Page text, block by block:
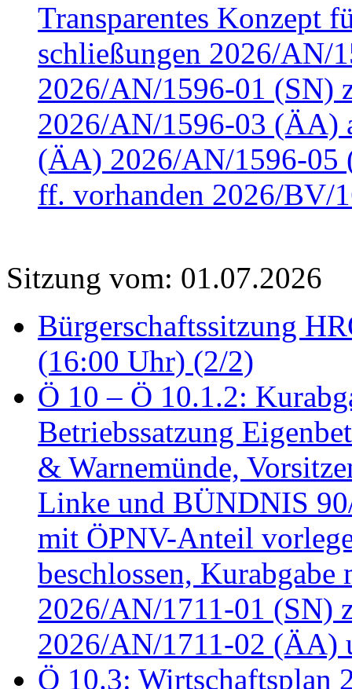
Transparentes Konzept
schließungen 2026/AN/
2026/AN/1596-01 (SN)
2026/AN/1596-03 (ÄA)
(ÄA) 2026/AN/1596-05
ff. vorhanden 2026/BV/
Sitzung vom: 01.07.2026
Bürgerschaftssitzung
(16:00 Uhr) (2/2)
Ö 10 – Ö 10.1.2:
Betriebssatzung
& Warnemünde,
Linke und BÜNDNIS
mit ÖPNV-Anteil
beschlossen,
2026/AN/1711-01 (SN)
2026/AN/1711-02 (ÄA)
Ö 10.3: Wirtschaftsplan